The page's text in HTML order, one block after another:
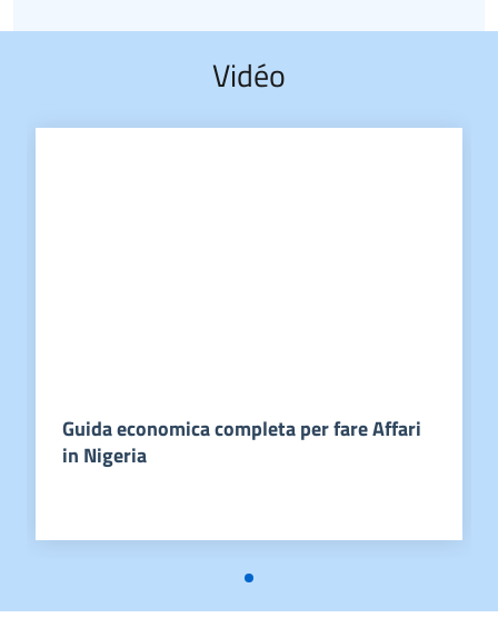
Vidéo
Guida economica completa per fare Affari
in Nigeria